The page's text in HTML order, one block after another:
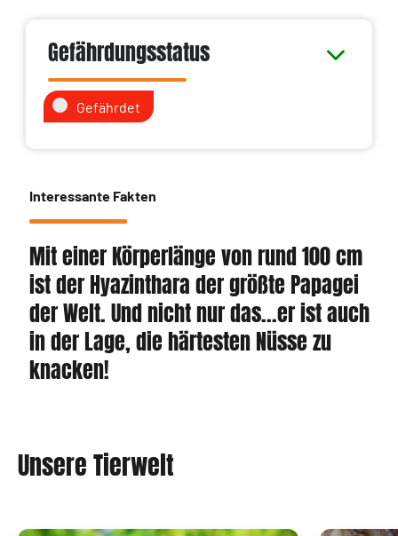
Gefährdungsstatus
Gefährdet
Interessante Fakten
Mit einer Körperlänge von rund 100 cm
ist der Hyazinthara der größte Papagei
der Welt. Und nicht nur das...er ist auch
in der Lage, die härtesten Nüsse zu
knacken!
Unsere Tierwelt